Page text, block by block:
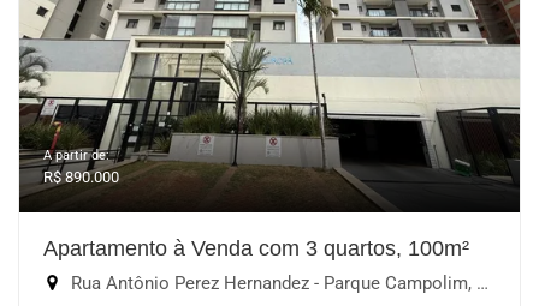
A partir de:
R$ 890.000
Apartamento à Venda com 3 quartos, 100m²
Rua Antônio Perez Hernandez - Parque Campolim, Sorocaba-SP